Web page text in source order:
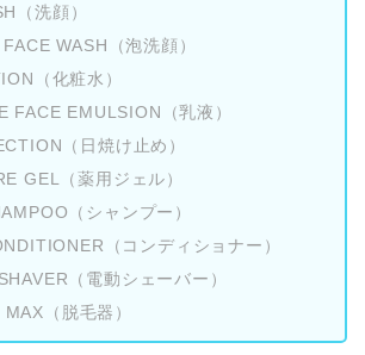
（洗顔）
WASH（泡洗顔）
（化粧水）
FACE EMULSION（乳液）
（日焼け止め）
GEL（薬用ジェル）
（シャンプー）
（コンディショナー）
（電動シェーバー）
（脱毛器）